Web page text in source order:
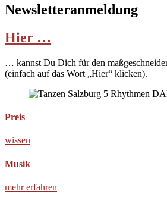
Newsletteranmeldung
Hier …
… kannst Du Dich für den
(einfach auf das Wort „Hier“ klicken).
Preis
wissen
Musik
mehr erfahren